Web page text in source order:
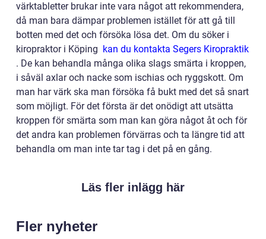
värktabletter brukar inte vara något att rekommendera,
då man bara dämpar problemen istället för att gå till
botten med det och försöka lösa det. Om du söker i
kiropraktor i Köping kan du kontakta Segers Kiropraktik
. De kan behandla många olika slags smärta i kroppen,
i såväl axlar och nacke som ischias och ryggskott. Om
man har värk ska man försöka få bukt med det så snart
som möjligt. För det första är det onödigt att utsätta
kroppen för smärta som man kan göra något åt och för
det andra kan problemen förvärras och ta längre tid att
behandla om man inte tar tag i det på en gång.
Läs fler inlägg här
Fler nyheter